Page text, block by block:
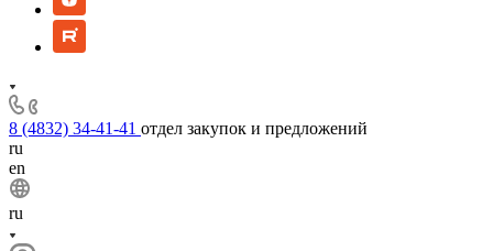
8 (4832) 34-41-41 отдел закупок и предложений
ru
en
ru